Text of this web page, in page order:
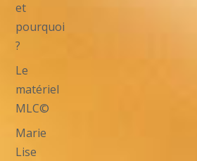
et
pourquoi
?
Le
matériel
MLC©
Marie
Lise